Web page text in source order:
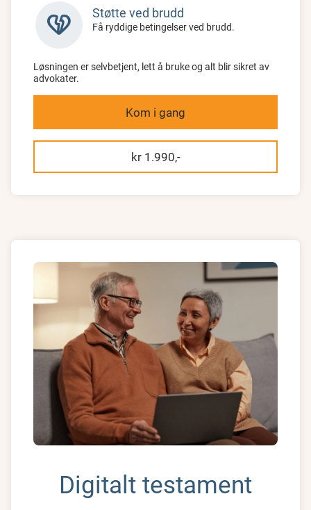
heart_broken Støtte ved brudd
Få ryddige betingelser ved brudd.
Løsningen er selvbetjent, lett å bruke og alt blir sikret av
advokater.
Kom i gang
kr 1.990,-
Digitalt testament